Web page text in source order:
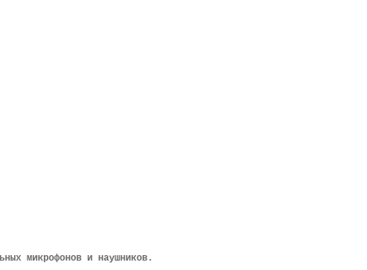
микрофонов и наушников.